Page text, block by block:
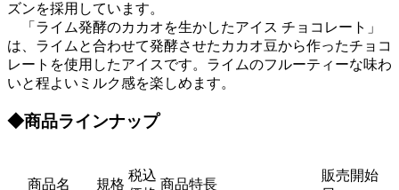
ズンを採用しています。
「ライム発酵のカカオを生かしたアイス チョコレート」
は、ライムと合わせて発酵させたカカオ豆から作ったチョコ
レートを使用したアイスです。ライムのフルーティーな味わ
いと程よいミルク感を楽しめます。
◆商品ラインナップ
商品名 規格
税込
商品特長
販売開始